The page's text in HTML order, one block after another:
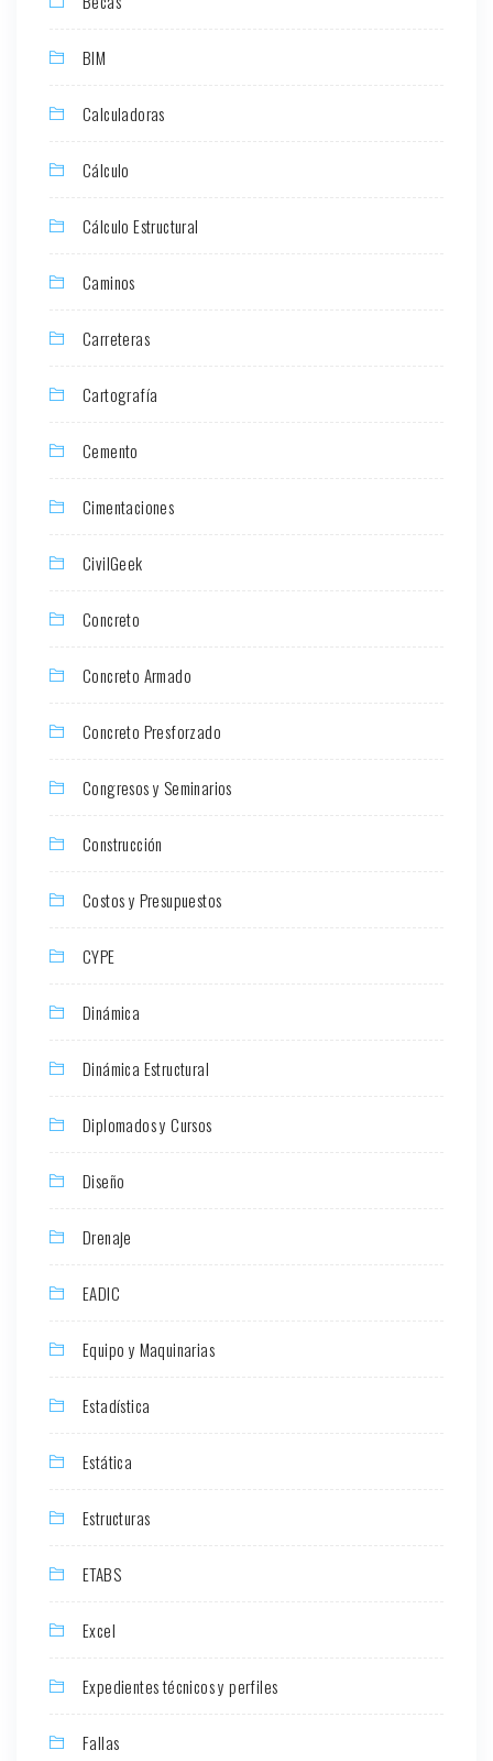
BIM
Calculadoras
Cálculo
Cálculo Estructural
Caminos
Carreteras
Cartografía
Cemento
Cimentaciones
CivilGeek
Concreto
Concreto Armado
Concreto Presforzado
Congresos y Seminarios
Construcción
Costos y Presupuestos
CYPE
Dinámica
Dinámica Estructural
Diplomados y Cursos
Diseño
Drenaje
EADIC
Equipo y Maquinarias
Estadística
Estática
Estructuras
ETABS
Excel
Expedientes técnicos y perfiles
Fallas